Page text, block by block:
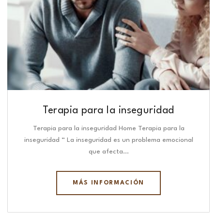
Terapia para la inseguridad
Terapia para la inseguridad Home Terapia para la
inseguridad “ La inseguridad es un problema emocional
que afecta…
MÁS INFORMACIÓN